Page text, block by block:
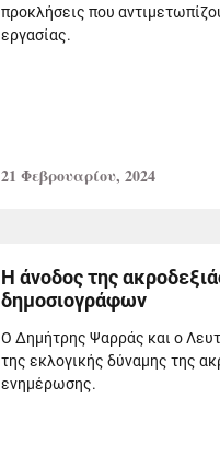
προκλήσεις που
εργασίας.
21 Φεβρουαρίου, 2024
Η άνοδος της
δημοσιογράφων
Ο Δημήτρης Ψαρράς και ο
της εκλογικής δύναμης της
ενημέρωσης.